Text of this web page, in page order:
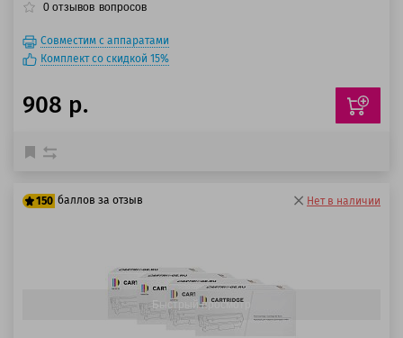
0 отзывов вопросов
Совместим с аппаратами
Комплект со скидкой 15%
908 р.
150 баллов за отзыв Нет в наличии
Быстрый просмотр